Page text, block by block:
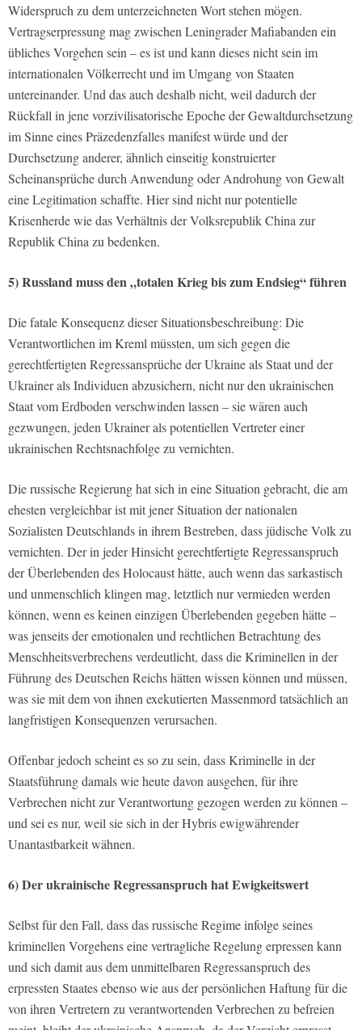
Widerspruch zu dem unterzeichneten Wort stehen mögen.
Vertragserpressung mag zwischen Leningrader Mafiabanden ein
übliches Vorgehen sein – es ist und kann dieses nicht sein im
internationalen Völkerrecht und im Umgang von Staaten
untereinander. Und das auch deshalb nicht, weil dadurch der
Rückfall in jene vorzivilisatorische Epoche der Gewaltdurchsetzung
im Sinne eines Präzedenzfalles manifest würde und der
Durchsetzung anderer, ähnlich einseitig konstruierter
Scheinansprüche durch Anwendung oder Androhung von Gewalt
eine Legitimation schaffte. Hier sind nicht nur potentielle
Krisenherde wie das Verhältnis der Volksrepublik China zur
Republik China zu bedenken.
5) Russland muss den „totalen Krieg bis zum Endsieg“ führen
Die fatale Konsequenz dieser Situationsbeschreibung: Die
Verantwortlichen im Kreml müssten, um sich gegen die
gerechtfertigten Regressansprüche der Ukraine als Staat und der
Ukrainer als Individuen abzusichern, nicht nur den ukrainischen
Staat vom Erdboden verschwinden lassen – sie wären auch
gezwungen, jeden Ukrainer als potentiellen Vertreter einer
ukrainischen Rechtsnachfolge zu vernichten.
Die russische Regierung hat sich in eine Situation gebracht, die am
ehesten vergleichbar ist mit jener Situation der nationalen
Sozialisten Deutschlands in ihrem Bestreben, dass jüdische Volk zu
vernichten. Der in jeder Hinsicht gerechtfertigte Regressanspruch
der Überlebenden des Holocaust hätte, auch wenn das sarkastisch
und unmenschlich klingen mag, letztlich nur vermieden werden
können, wenn es keinen einzigen Überlebenden gegeben hätte –
was jenseits der emotionalen und rechtlichen Betrachtung des
Menschheitsverbrechens verdeutlicht, dass die Kriminellen in der
Führung des Deutschen Reichs hätten wissen können und müssen,
was sie mit dem von ihnen exekutierten Massenmord tatsächlich an
langfristigen Konsequenzen verursachen.
Offenbar jedoch scheint es so zu sein, dass Kriminelle in der
Staatsführung damals wie heute davon ausgehen, für ihre
Verbrechen nicht zur Verantwortung gezogen werden zu können –
und sei es nur, weil sie sich in der Hybris ewigwährender
Unantastbarkeit wähnen.
6) Der ukrainische Regressanspruch hat Ewigkeitswert
Selbst für den Fall, dass das russische Regime infolge seines
kriminellen Vorgehens eine vertragliche Regelung erpressen kann
und sich damit aus dem unmittelbaren Regressanspruch des
erpressten Staates ebenso wie aus der persönlichen Haftung für die
von ihren Vertretern zu verantwortenden Verbrechen zu befreien